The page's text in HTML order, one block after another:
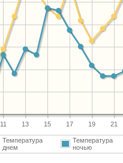
11 13 15 17 19 21
Температура
днем
Температура
ночью